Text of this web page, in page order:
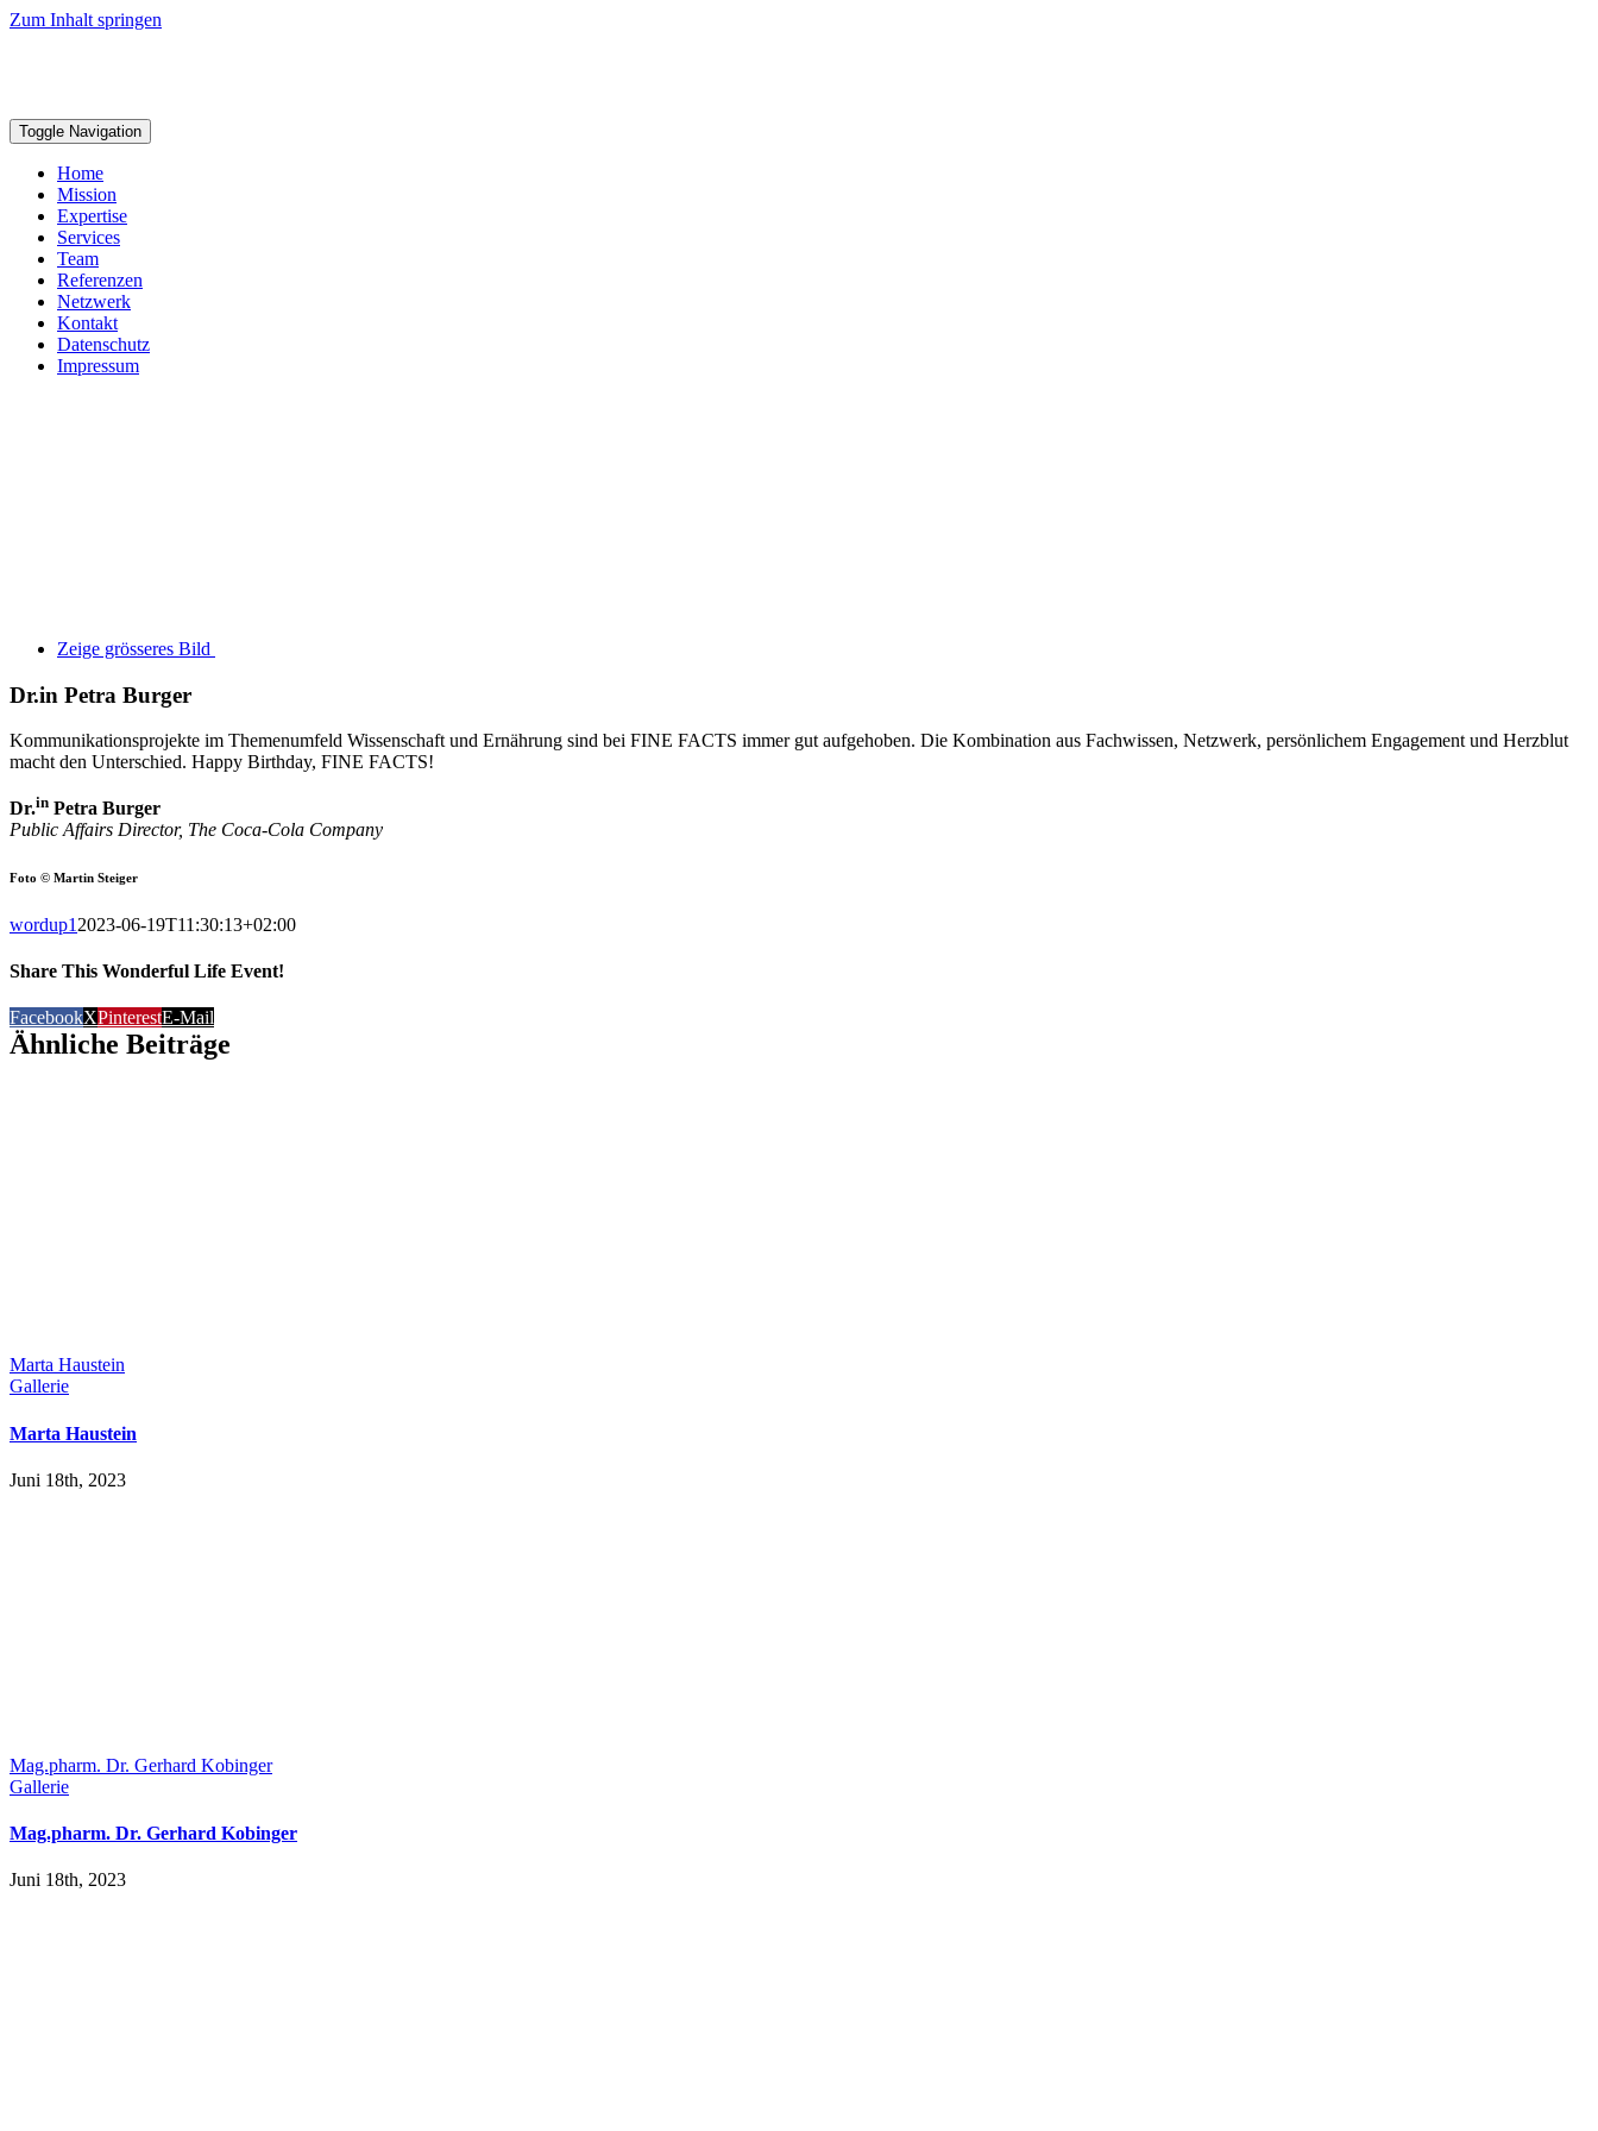
Zum Inhalt springen
Toggle Navigation
Home
Mission
Expertise
Services
Team
Referenzen
Netzwerk
Kontakt
Datenschutz
Impressum
Zeige grösseres Bild
Dr.in Petra Burger
Kommunikationsprojekte im Themenumfeld Wissenschaft und Ernährung sind bei FINE FACTS immer gut aufgehoben. Die Kombination aus Fachwissen, Netzwerk, persönlichem Engagement und Herzblut
macht den Unterschied. Happy Birthday, FINE FACTS!
Dr.in Petra Burger
Public Affairs Director, The Coca-Cola Company
Foto © Martin Steiger
wordup1 2023-06-19T11:30:13+02:00
Share This Wonderful Life Event!
FacebookXPinterestE-Mail
Ähnliche Beiträge
Marta Haustein
Gallerie
Marta Haustein
Juni 18th, 2023
Mag.pharm. Dr. Gerhard Kobinger
Gallerie
Mag.pharm. Dr. Gerhard Kobinger
Juni 18th, 2023